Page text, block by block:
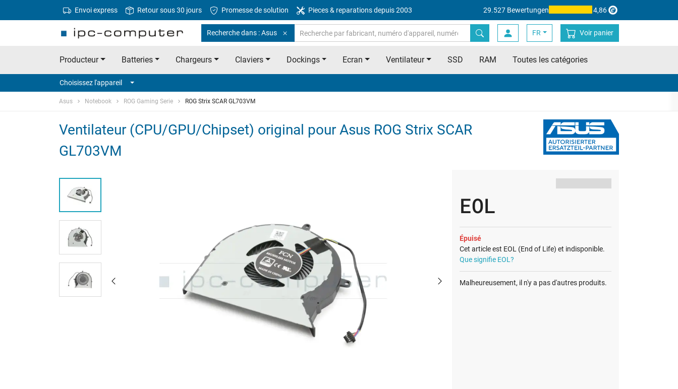
Envoi express Retour sous 30 jours Promesse de solution Pieces & reparations depuis 2003 29.527 Bewertungen 4,86
Recherche dans : Asus FR Voir panier
Producteur Batteries Chargeurs Claviers Dockings Ecran Ventilateur SSD RAM Toutes les catégories
Choisissez l'appareil
Asus Notebook ROG Gaming Serie ROG Strix SCAR GL703VM
Ventilateur (CPU/GPU/Chipset) original pour Asus ROG Strix SCAR
GL703VM
EOL
Épuisé
Cet article est EOL (End of Life) et indisponible.
Que signifie EOL?
Malheureusement, il n'y a pas d'autres produits.